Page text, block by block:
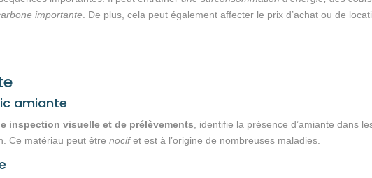
importante. De plus, cela peut également affecter le prix d’achat ou de
amiante
inspection visuelle et de prélèvements, identifie la présence d’amiante dans
Ce matériau peut être nocifet est à l’origine de nombreuses maladies.